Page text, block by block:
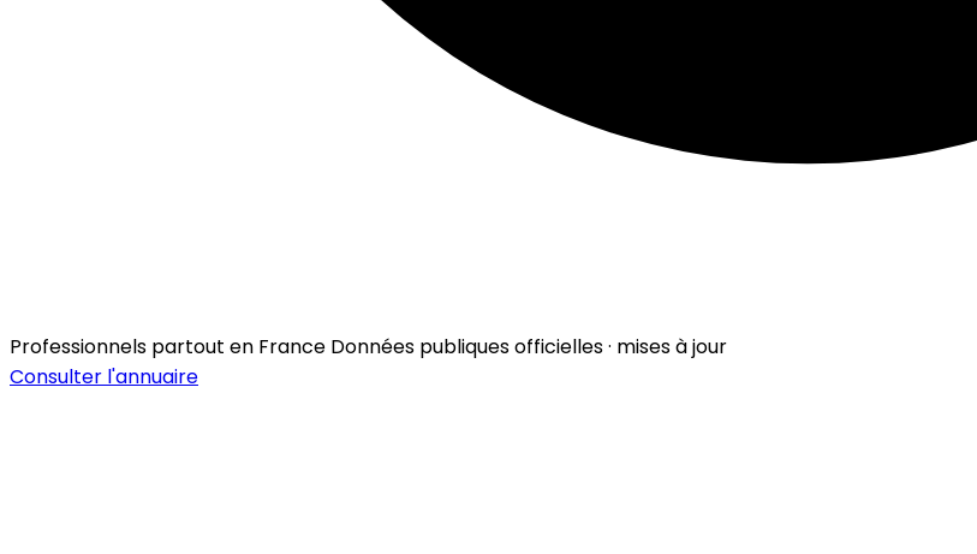
Professionnels partout en France Données publiques officielles · mises à jour
Consulter l'annuaire